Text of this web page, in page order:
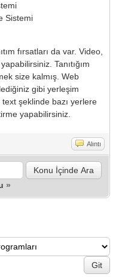
Sistemi
fırsatları da var. Video,
Tanıtığım
size kalmış. Web
gibi yerleşim
şeklinde bazı yerlere
yapabilirsiniz.
Alıntı
»